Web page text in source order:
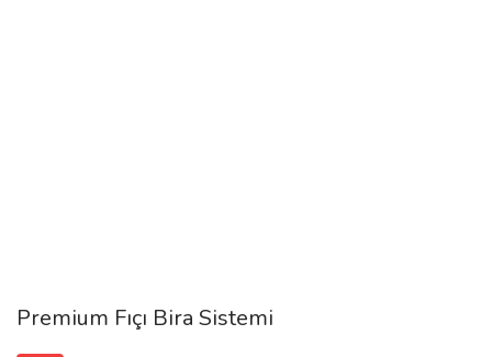
Premium Fıçı Bira Sistemi